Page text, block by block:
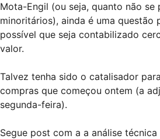
Mota-Engil (ou seja, quanto não se
minoritários), ainda é uma questão
possível que seja contabilizado
valor.
Talvez tenha sido o catalisador
compras que começou ontem (a
segunda-feira).
Segue post com a a análise